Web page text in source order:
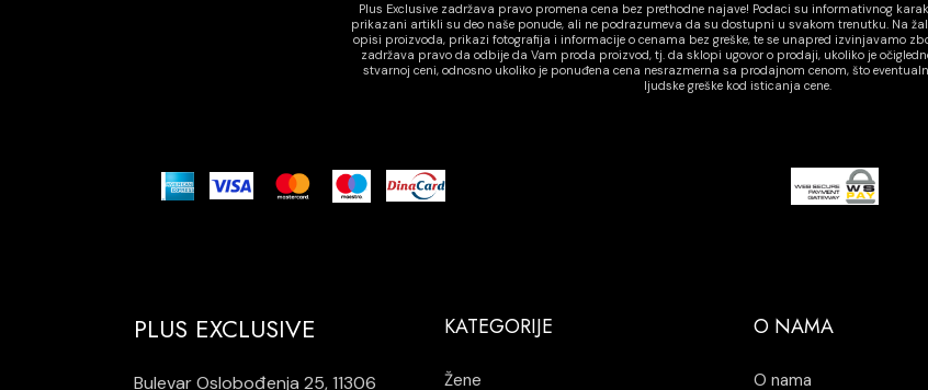
Plus Exclusive zadržava pravo promena cena bez prethodne najave! Podaci su informativnog
prikazani artikli su deo naše ponude, ali ne podrazumeva da su dostupni u svakom trenutku. Na
opisi proizvoda, prikazi fotografija i informacije o cenama bez greške, te se unapred izvinjavamo
zadržava pravo da odbije da Vam proda proizvod, tj. da sklopi ugovor o prodaji, ukoliko je
stvarnoj ceni, odnosno ukoliko je ponuđena cena nesrazmerna sa prodajnom cenom, što
ljudske greške kod isticanja cene.
PLUS EXCLUSIVE
Bulevar Oslobođenja 25, 11306
KATEGORIJE
Žene
O NAMA
O nama